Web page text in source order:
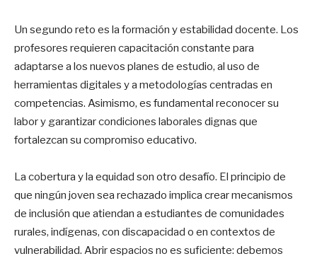
Un segundo reto es la formación y estabilidad docente. Los
profesores requieren capacitación constante para
adaptarse a los nuevos planes de estudio, al uso de
herramientas digitales y a metodologías centradas en
competencias. Asimismo, es fundamental reconocer su
labor y garantizar condiciones laborales dignas que
fortalezcan su compromiso educativo.
La cobertura y la equidad son otro desafío. El principio de
que ningún joven sea rechazado implica crear mecanismos
de inclusión que atiendan a estudiantes de comunidades
rurales, indígenas, con discapacidad o en contextos de
vulnerabilidad. Abrir espacios no es suficiente: debemos